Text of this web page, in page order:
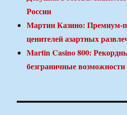
России
Мартин Казино: Премиум-
ценителей азартных
Martin Casino 800:
безграничные